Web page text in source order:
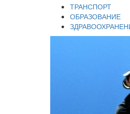
ТРАНСПОРТ
ОБРАЗОВАНИЕ